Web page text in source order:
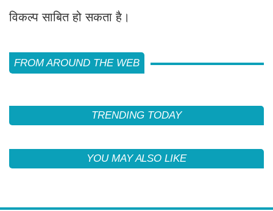
विकल्प साबित हो सकता है।
FROM AROUND THE WEB
TRENDING TODAY
YOU MAY ALSO LIKE